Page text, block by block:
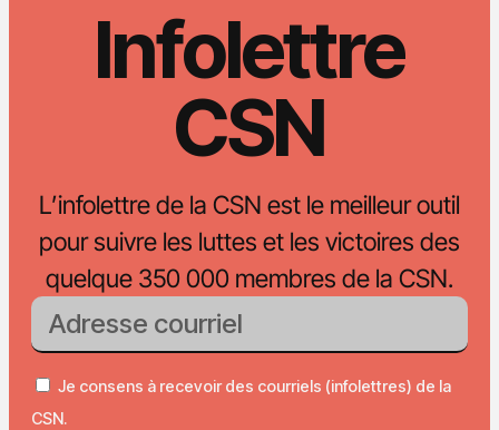
Infolettre
CSN
L’infolettre de la CSN est le meilleur outil
pour suivre les luttes et les victoires des
quelque 350 000 membres de la CSN.
Je consens à recevoir des courriels (infolettres) de la
CSN.